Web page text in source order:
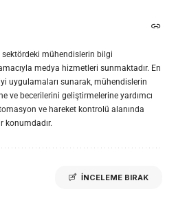
sektördeki mühendislerin bilgi
medya hizmetleri sunmaktadır. En
uygulamaları sunarak, mühendislerin
ve becerilerini geliştirmelerine yardımcı
ve hareket kontrolü alanında
konumdadır.
İNCELEME BIRAK